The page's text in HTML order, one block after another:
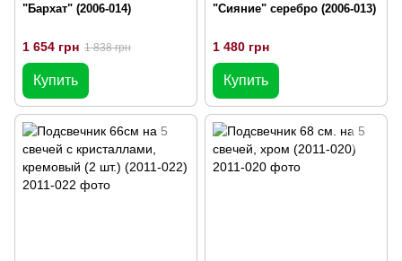
"Бархат" (2006-014)
1 654 грн 1 838 грн
Купить
"Сияние" серебро (2006-013)
1 480 грн
Купить